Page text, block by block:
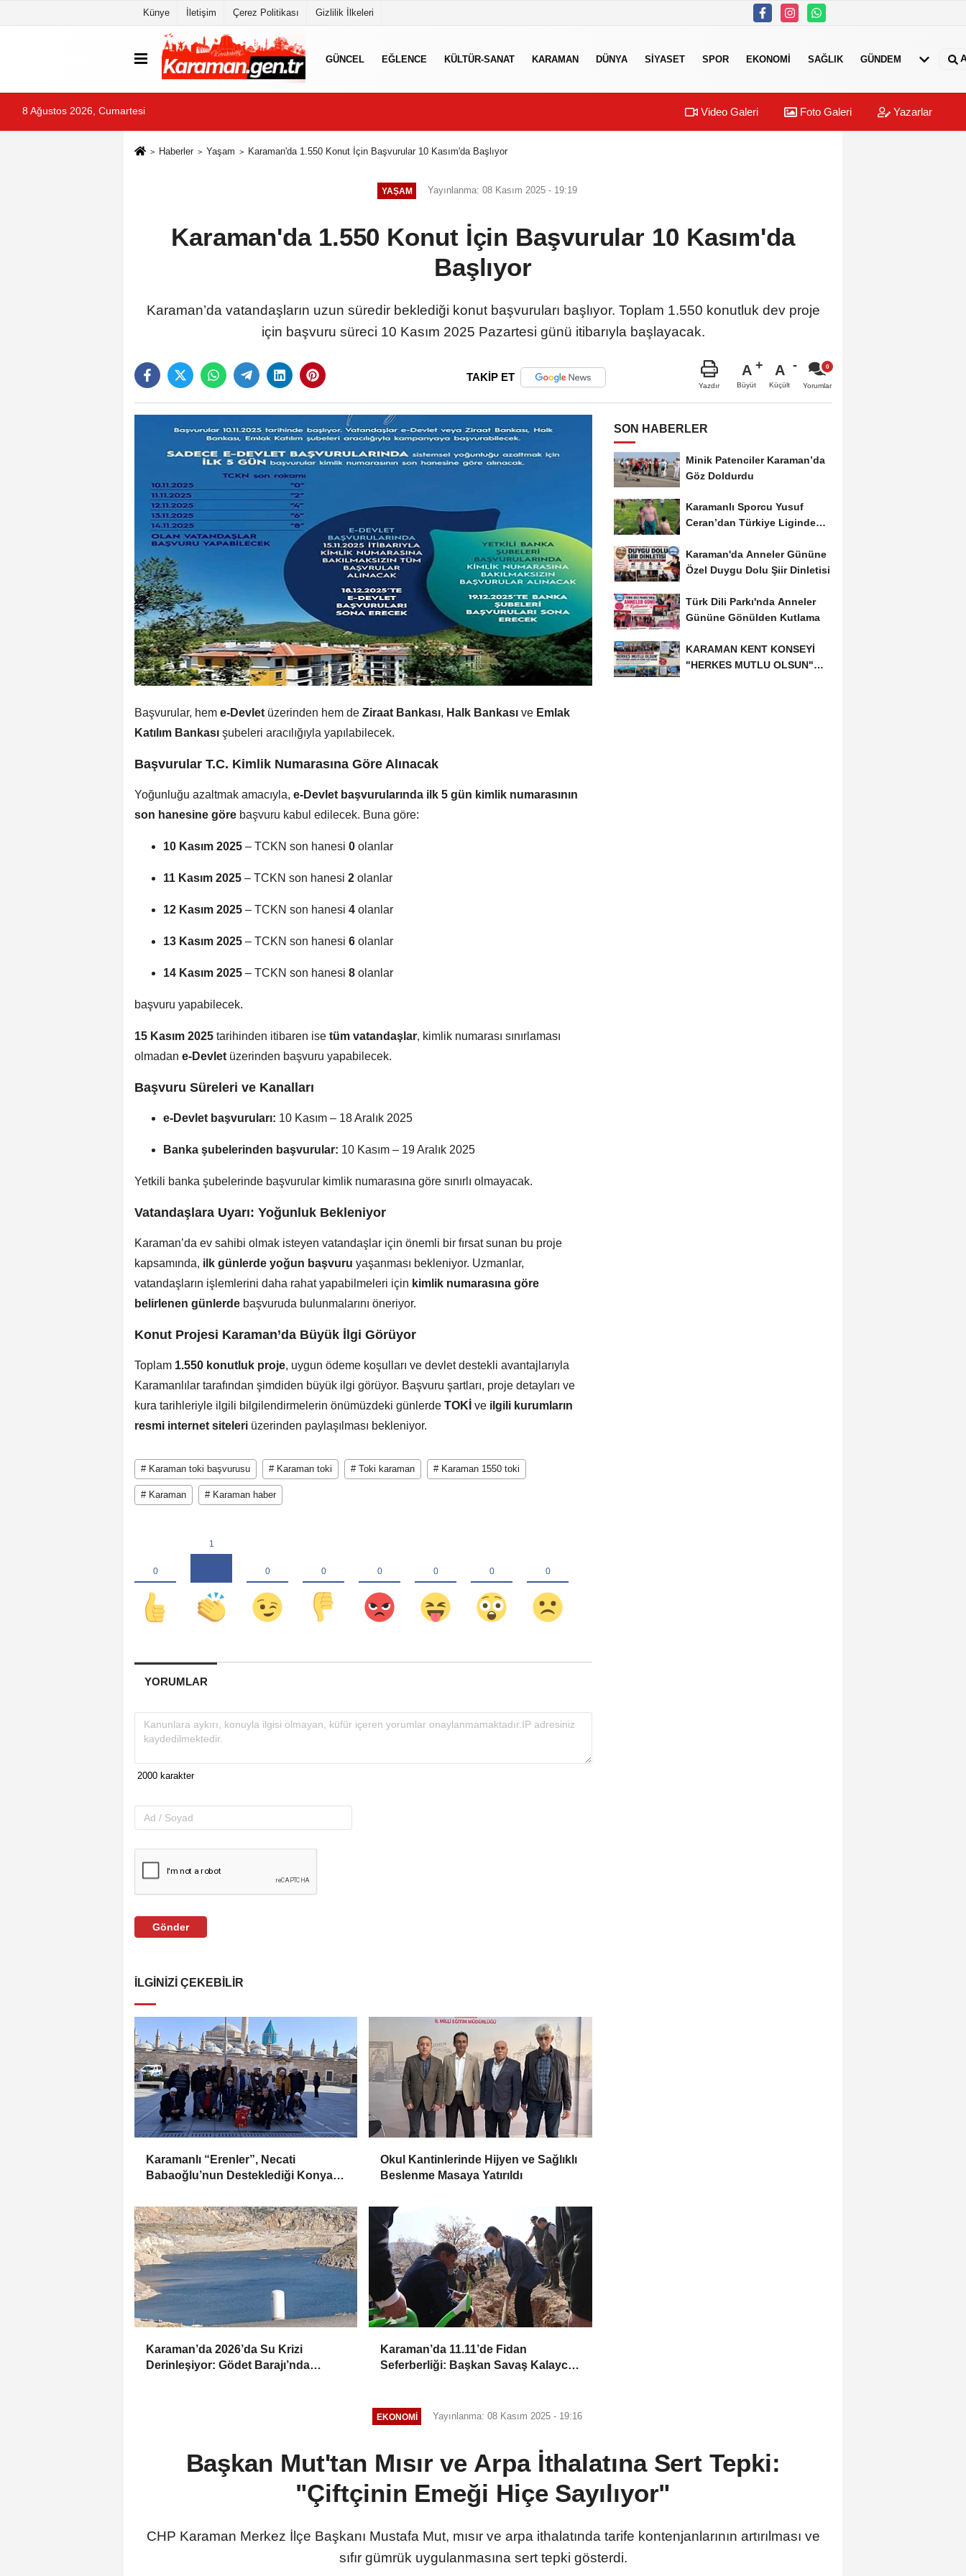
Künye İletişim Çerez Politikası Gizlilik İlkeleri
GÜNCEL EĞLENCE KÜLTÜR-SANAT KARAMAN DÜNYA SIYASET SPOR EKONOMI SAĞLIK GÜNDEM
8 Ağustos 2026, Cumartesi Video Galeri Foto Galeri Yazarlar
Haberler Yaşam Karaman'da 1.550 Konut İçin Başvurular 10 Kasım'da Başlıyor
YAŞAM Yayınlanma: 08 Kasım 2025 - 19:19
Karaman'da 1.550 Konut İçin Başvurular 10 Kasım'da
Başlıyor
Karaman’da vatandaşların uzun süredir beklediği konut başvuruları başlıyor. Toplam 1.550 konutluk dev proje
için başvuru süreci 10 Kasım 2025 Pazartesi günü itibarıyla başlayacak.
TAKİP ET
Yazdır
A
Büyüt
A
Küçült Yorumlar
Başvurular, hem e-Devlet üzerinden hem de Ziraat Bankası, Halk Bankası ve Emlak
Katılım Bankası şubeleri aracılığıyla yapılabilecek.
Başvurular T.C. Kimlik Numarasına Göre Alınacak
Yoğunluğu azaltmak amacıyla, e-Devlet başvurularında ilk 5 gün kimlik numarasının
son hanesine göre başvuru kabul edilecek. Buna göre:
10 Kasım 2025 – TCKN son hanesi 0 olanlar
11 Kasım 2025 – TCKN son hanesi 2 olanlar
12 Kasım 2025 – TCKN son hanesi 4 olanlar
13 Kasım 2025 – TCKN son hanesi 6 olanlar
14 Kasım 2025 – TCKN son hanesi 8 olanlar
başvuru yapabilecek.
15 Kasım 2025 tarihinden itibaren ise tüm vatandaşlar, kimlik numarası sınırlaması
olmadan e-Devlet üzerinden başvuru yapabilecek.
Başvuru Süreleri ve Kanalları
e-Devlet başvuruları: 10 Kasım – 18 Aralık 2025
Banka şubelerinden başvurular: 10 Kasım – 19 Aralık 2025
Yetkili banka şubelerinde başvurular kimlik numarasına göre sınırlı olmayacak.
Vatandaşlara Uyarı: Yoğunluk Bekleniyor
Karaman’da ev sahibi olmak isteyen vatandaşlar için önemli bir fırsat sunan bu proje
kapsamında, ilk günlerde yoğun başvuru yaşanması bekleniyor. Uzmanlar,
vatandaşların işlemlerini daha rahat yapabilmeleri için kimlik numarasına göre
belirlenen günlerde başvuruda bulunmalarını öneriyor.
Konut Projesi Karaman’da Büyük İlgi Görüyor
Toplam 1.550 konutluk proje, uygun ödeme koşulları ve devlet destekli avantajlarıyla
Karamanlılar tarafından şimdiden büyük ilgi görüyor. Başvuru şartları, proje detayları ve
kura tarihleriyle ilgili bilgilendirmelerin önümüzdeki günlerde TOKİ ve ilgili kurumların
resmi internet siteleri üzerinden paylaşılması bekleniyor.
# Karaman toki başvurusu # Karaman toki # Toki karaman # Karaman 1550 toki
# Karaman # Karaman haber
YORUMLAR
Gönder
İLGINIZI ÇEKEBILIR
Karamanlı “Erenler”, Necati
Babaoğlu’nun Desteklediği Konya
Okul Kantinlerinde Hijyen ve Sağlıklı
Beslenme Masaya Yatırıldı
Karaman’da 2026’da Su Krizi
Derinleşiyor: Gödet Barajı’nda
Karaman’da 11.11’de Fidan
Seferberliği: Başkan Savaş Kalaycı
SON HABERLER
Minik Patenciler Karaman’da
Göz Doldurdu
Karamanlı Sporcu Yusuf
Ceran’dan Türkiye Liginde
Karaman'da Anneler Gününe
Özel Duygu Dolu Şiir Dinletisi
Türk Dili Parkı'nda Anneler
Gününe Gönülden Kutlama
KARAMAN KENT KONSEYİ
"HERKES MUTLU OLSUN"
EKONOMI Yayınlanma: 08 Kasım 2025 - 19:16
Başkan Mut'tan Mısır ve Arpa İthalatına Sert Tepki:
"Çiftçinin Emeği Hiçe Sayılıyor"
CHP Karaman Merkez İlçe Başkanı Mustafa Mut, mısır ve arpa ithalatında tarife kontenjanlarının artırılması ve
sıfır gümrük uygulanmasına sert tepki gösterdi.